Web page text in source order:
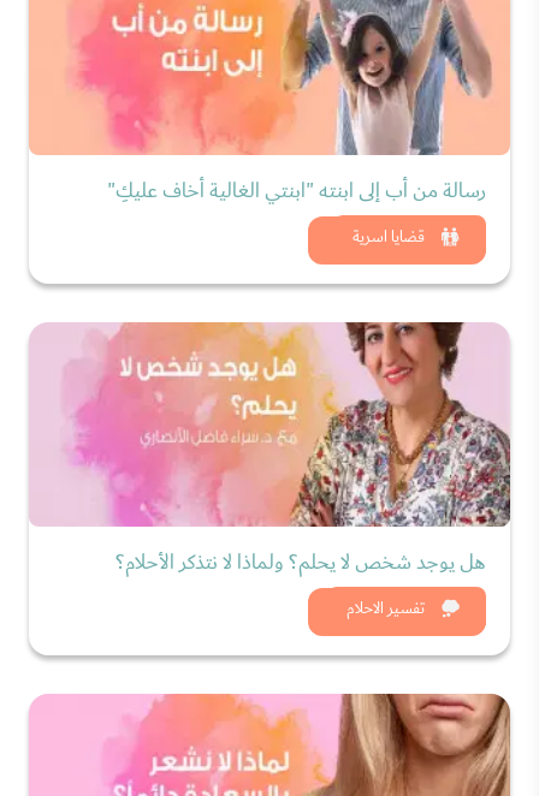
قضايا اسرية
رسالة من أب إلى ابنته "ابنتي الغالية أخاف عليكِ"
شاهد الان
تفسير الاحلام
هل يوجد شخص لا يحلم؟ ولماذا لا نتذكر الأحلام؟
شاهد الان